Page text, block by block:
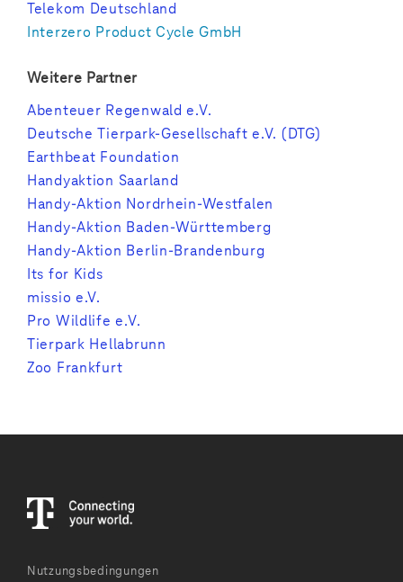
Telekom Deutschland
Interzero Product Cycle GmbH
Weitere Partner
Abenteuer Regenwald e.V.
Deutsche Tierpark-Gesellschaft e.V. (DTG)
Earthbeat Foundation
Handyaktion Saarland
Handy-Aktion Nordrhein-Westfalen
Handy-Aktion Baden-Württemberg
Handy-Aktion Berlin-Brandenburg
Its for Kids
missio e.V.
Pro Wildlife e.V.
Tierpark Hellabrunn
Zoo Frankfurt
Nutzungsbedingungen